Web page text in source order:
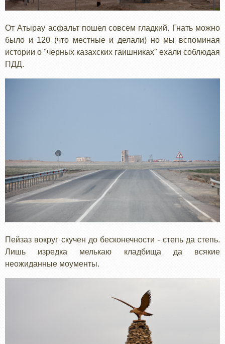
От Атырау асфальт пошел совсем гладкий. Гнать можно
было и 120 (что местные и делали) но мы вспоминая
истории о "черных казахских гаишниках" ехали соблюдая
ПДД.
Пейзаз вокруг скучен до бесконечности - степь да степь.
Лишь изредка мелькаю кладбища да всякие
неожиданные моументы.